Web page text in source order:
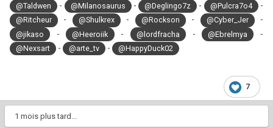
@Taldwen - @Milanosaurus - @Deglingo7z - @Pulcra7o4 -
@Ritcheur - @Shulkrex - @Rockson - @Cyber_Jer -
@jikaso - @Heeroiik - @lordfracha - @Ebrelmya -
@Nexsart - @arte_tv - @HappyDuck02
7
1 mois plus tard...